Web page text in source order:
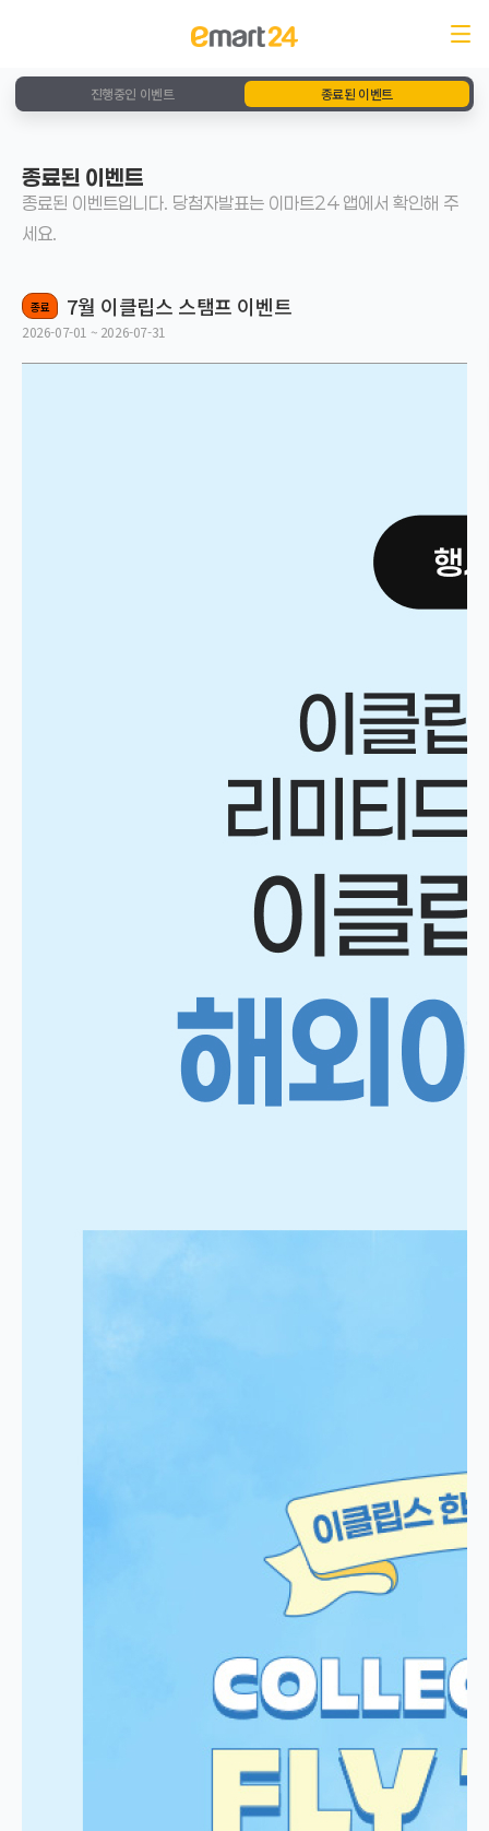
진행중인 이벤트 종료된 이벤트
종료된 이벤트
종료된 이벤트입니다. 당첨자발표는 이마트24 앱에서 확인해 주
세요.
종료 7월 이클립스 스탬프 이벤트
2026-07-01 ~ 2026-07-31